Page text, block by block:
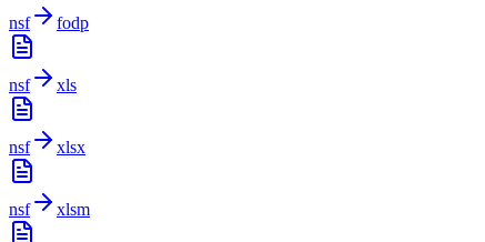
nsf fodp
nsf xls
nsf xlsx
nsf xlsm